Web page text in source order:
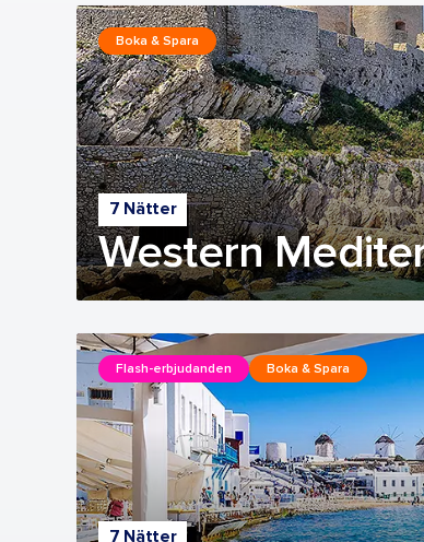
7 Nätter
Western
Boka & Spara
7 Nätter
Flash-erbjudanden Boka & Spara